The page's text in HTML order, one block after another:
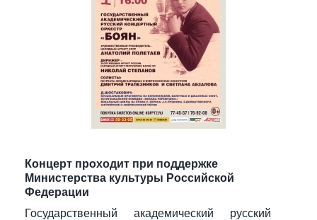
Концерт проходит при поддержке
Министерства культуры Российской
Федерации
Государственный академический русский